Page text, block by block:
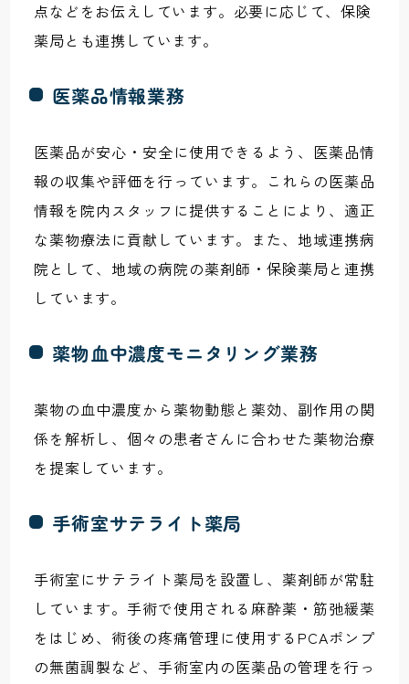
点などをお伝えしています。必要に応じて、保険
薬局とも連携しています。
医薬品情報業務
医薬品が安心・安全に使用できるよう、医薬品情
報の収集や評価を行っています。これらの医薬品
情報を院内スタッフに提供することにより、適正
な薬物療法に貢献しています。また、地域連携病
院として、地域の病院の薬剤師・保険薬局と連携
しています。
薬物血中濃度モニタリング業務
薬物の血中濃度から薬物動態と薬効、副作用の関
係を解析し、個々の患者さんに合わせた薬物治療
を提案しています。
手術室サテライト薬局
手術室にサテライト薬局を設置し、薬剤師が常駐
しています。手術で使用される麻酔薬・筋弛緩薬
をはじめ、術後の疼痛管理に使用するPCAポンプ
の無菌調製など、手術室内の医薬品の管理を行っ